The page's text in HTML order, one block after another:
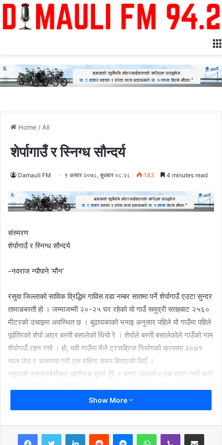
Home / All
शेर्पागाउँ र स्निग्ध सौन्दर्य
Damauli FM ९ असार २०७८, बुधबार ०८:२८ 143 4 minutes read
संस्मरण
शेर्पागाउँ र स्निग्ध सौन्दर्य
-नवराज न्यौपाने ‘मौन’
रसुवा जिल्लाको साविक व्रिद्धिम गाविस वडा नम्बर सातमा पर्ने शेर्पागाउँ एउटा सुन्दर
तामाङबस्ती हो । जम्माजम्मी २०-२५ घर रहेको यो गाउँ समुद्री सतहबाट २५६०
मीटरको उचाइमा अवस्थित छ । बुढापाकाको भनाइ अनुसार पहिले यो गाउँमा पहिले
पूर्वतिरको शेर्पा आएर बस्ती बसालेको थियो रे । शेर्पाले बस्ती बसालेकोले गाउँको नाम
शेर्पागाउँ रहन गयो । हो, यही गाउँमा मैले ट्रसब्रिज निर्माणको क्रमामा २०७१
साल जेठ र असारमा गरी एक महिना समय बिताएको थिएँ ।
रसुवाको स्याफ्रुबेसीबाट खाम्जिङ सुर्का हुँदै ४ घण्टा उकालो र एक घण्टा तेर्सो बाटो
खोलाको बाटो गएर फर्कँदा यही गाउँको बाटो फर्किदा रहेछन् । अनि कोही
खाम्जिङबाट व्रिद्दिम हुँदै खैदी निस्केर टिमुरे घट्टेखोला झर्दा रहेछन् । कोही भने
खाम्जिङ्बाट स्याफ्रुबेसी झरेर गत्लाङ थम्बुचेत हुँदै नागथली र थुमनतिर लादा
रहेछन् । त्यस्तै ,कोही भने यो बाटो लाङ्टाङ गएर खोलाको बाटो फर्कने पनि हुँदा
Show More